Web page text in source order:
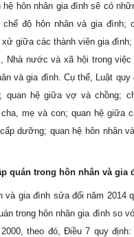
hệ hôn nhân gia đình sẽ có
chế độ hôn nhân và gia đình;
giữa các thành viên gia
Nhà nước và xã hội trong
và gia đình. Cụ thể, Luật quy
quan hệ giữa vợ và chồng;
mẹ và con; quan hệ giữa
dưỡng; quan hệ hôn nhân
quán trong hôn nhân và gia
và gia đình sửa đổi năm 2014
trong hôn nhân gia đình so
theo đó, Điều 7 quy